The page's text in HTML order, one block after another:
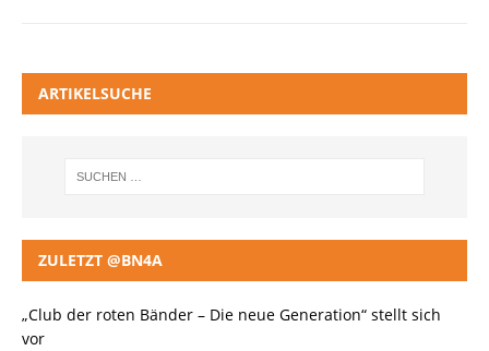
ARTIKELSUCHE
ZULETZT @BN4A
„Club der roten Bänder – Die neue Generation“ stellt sich
vor